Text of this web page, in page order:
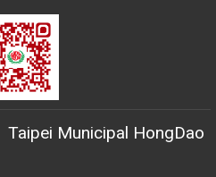
Taipei Municipal HongDao